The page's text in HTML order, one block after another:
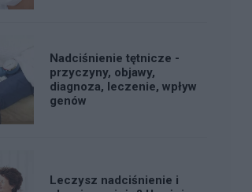
Nadciśnienie tętnicze -
przyczyny, objawy,
diagnoza, leczenie, wpływ
genów
Leczysz nadciśnienie i